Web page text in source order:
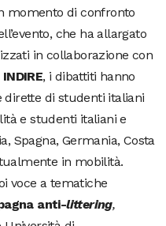
momento di confronto
che ha allargato
in collaborazione con
, i dibattiti hanno
di studenti italiani
e studenti italiani e
Spagna, Germania, Costa
in mobilità.
voce a tematiche
anti-littering,